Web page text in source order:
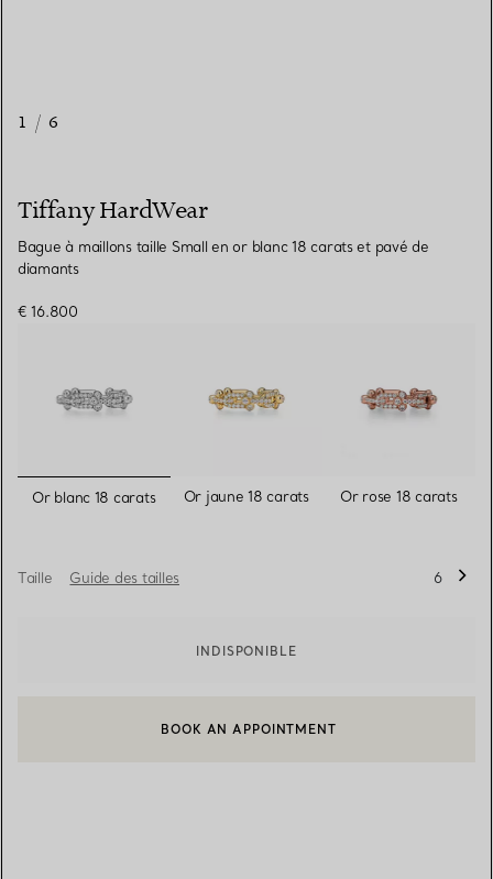
1 / 6
Tiffany HardWear
Bague à maillons taille Small en or blanc 18 carats et pavé de
diamants
€ 16.800
sélectionnés
Or blanc 18 carats Or jaune 18 carats Or rose 18 carats
Taille Guide des tailles 6
INDISPONIBLE
CONTACTER UN CONSEILLER CLIENT OU PRENDRE RENDEZ-
BOOK AN APPOINTMENT